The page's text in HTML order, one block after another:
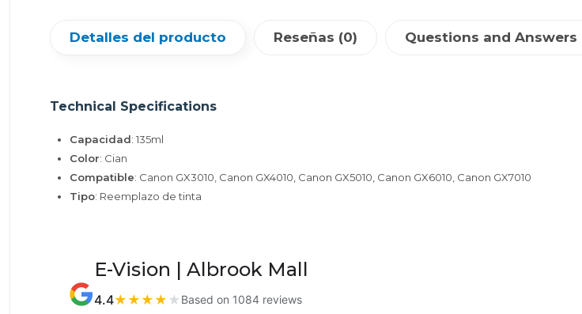
Detalles del producto Reseñas (0) Questions and Answers
Technical Specifications
Capacidad: 135ml
Color: Cian
Compatible: Canon GX3010, Canon GX4010, Canon GX5010, Canon GX6010, Canon GX7010
Tipo: Reemplazo de tinta
E-Vision | Albrook Mall
4.4★ ★ ★ ★ ★ Based on 1084 reviews